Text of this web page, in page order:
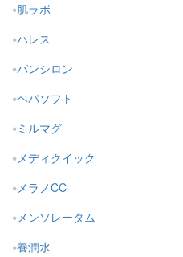
肌ラボ
ハレス
パンシロン
ヘパソフト
ミルマグ
メディクイック
メラノCC
メンソレータム
養潤水